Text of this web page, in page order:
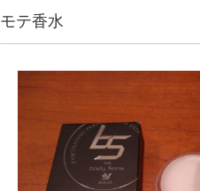
モテ香水